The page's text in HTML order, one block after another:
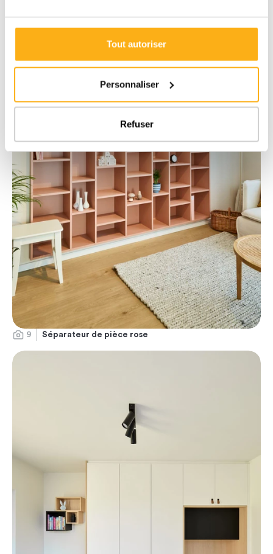
Tout autoriser
Personnaliser
Refuser
9 Séparateur de pièce rose